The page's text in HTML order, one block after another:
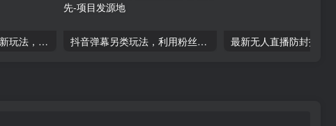
24年快手磁力聚星最新玩法，游戏计划，蓝海赛道，每天日入500+-品小先项目发源地 抖音弹幕另类玩法，利用粉丝好奇心打赏轻松日入1000＋ 礼物收到手软，操作简单易上手，当天操作当天见收益-品小先项目发源地